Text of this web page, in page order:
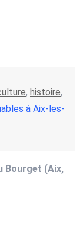
, histoire,
à Aix-les-
Bourget (Aix,